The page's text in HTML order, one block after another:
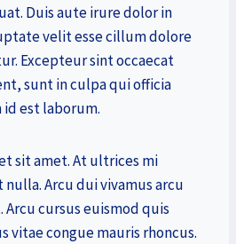
Duis aute irure dolor in
velit esse cillum dolore
Excepteur sint occaecat
sunt in culpa qui officia
est laborum.
sit amet. At ultrices mi
Arcu dui vivamus arcu
cursus euismod quis
vitae congue mauris rhoncus.